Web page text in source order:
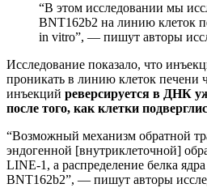
“В этом исследовании мы
BNT162b2 на линию клеток
in vitro”, — пишут авторы
Исследование показало, что
проникать в линию клеток печени
инъекций реверсируется в ДНК
после того, как клетки
“Возможный механизм обратной
эндогенной [внутриклеточной]
LINE-1, а распределение белка
BNT162b2”, — пишут авторы